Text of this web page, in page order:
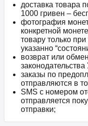
доставка товара
1000 гривен –
фотография
конкретной
товару только
указанно
возврат или
заказы по
отправляются в
SMS с номером
отправляется
отправки;